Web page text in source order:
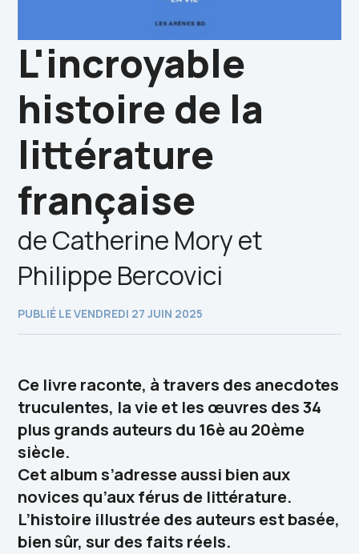
L'incroyable
histoire de la
littérature
française
de Catherine Mory et
Philippe Bercovici
PUBLIÉ LE VENDREDI 27 JUIN 2025
Ce livre raconte, à travers des anecdotes
truculentes, la vie et les œuvres des 34
plus grands auteurs du 16è au 20ème
siècle.
Cet album s’adresse aussi bien aux
novices qu’aux férus de littérature.
L’histoire illustrée des auteurs est basée,
bien sûr, sur des faits réels.